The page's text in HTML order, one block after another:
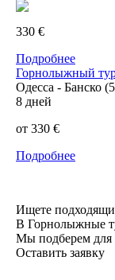
330 €
Подробнее
Горнолыжный
Одесса - Банско
8 дней
от 330 €
Подробнее
Ищете
В Горнолыжные
Мы подберем для
Оставить заявку